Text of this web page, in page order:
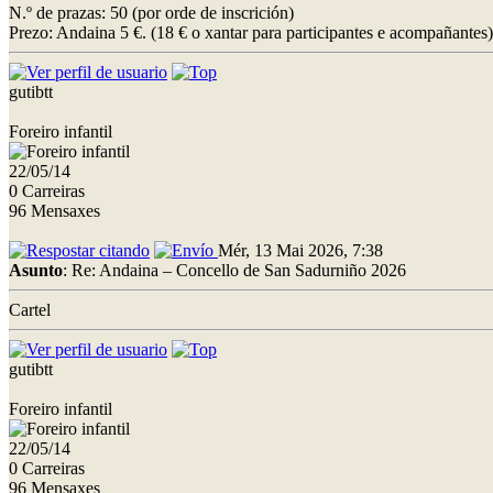
N.º de prazas: 50 (por orde de inscrición)
Prezo: Andaina 5 €. (18 € o xantar para participantes e
gutibtt
Foreiro infantil
22/05/14
0 Carreiras
96 Mensaxes
Mér, 13 Mai 2026, 7:38
Asunto: Re: Andaina – Concello de San Sadurniño 2026
Cartel
gutibtt
Foreiro infantil
22/05/14
0 Carreiras
96 Mensaxes